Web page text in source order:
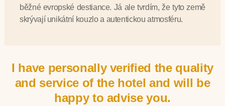
běžné evropské destiance. Já ale tvrdím, že tyto země
skrývají unikátní kouzlo a autentickou atmosféru.
I have personally verified the quality
and service of the hotel and will be
happy to advise you.